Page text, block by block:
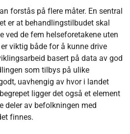
forstås på flere måter. En sentral
er at behandlingstilbudet skal
ved de fem helseforetakene uten
viktig både for å kunne drive
basert på data av god
som tilbys på ulike
uavhengig av hvor i landet
ligger det også et element
deler av befolkningen med
finnes.